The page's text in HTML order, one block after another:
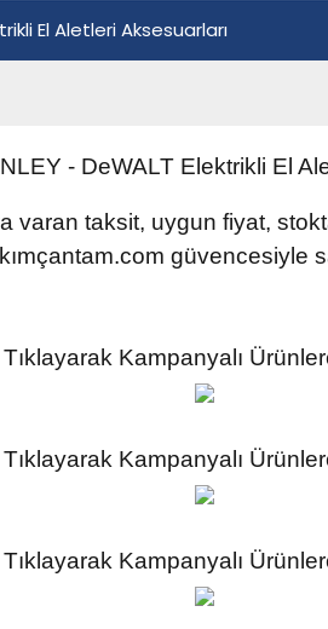
El Aletleri Aksesuarları
- DeWALT Elektrikli El
varan taksit, uygun fiyat,
güvencesiyle
Kampanyalı
Kampanyalı
Kampanyalı